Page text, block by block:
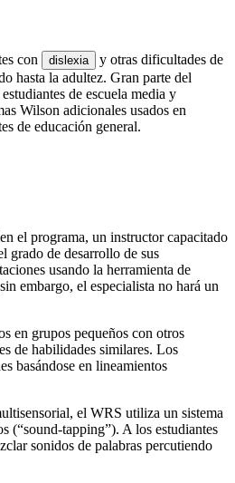
con dislexia
y otras dificultades de
hasta la adultez. Gran parte del
de escuela media y
Wilson adicionales usados en
de educación general.
el programa, un instructor capacitado
grado de desarrollo de sus
usando la herramienta de
embargo, el especialista no hará un
en grupos pequeños con otros
de habilidades similares. Los
basándose en lineamientos
el WRS utiliza un sistema
(“sound-tapping”). A los estudiantes
sonidos de palabras percutiendo